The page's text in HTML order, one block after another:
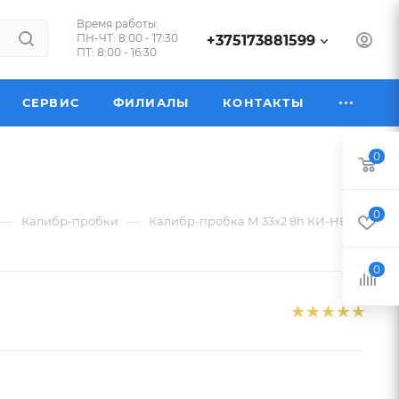
Время работы:
ПН-ЧТ: 8:00 - 17:30
ПТ: 8:00 - 16:30
+375173881599
СЕРВИС ФИЛИАЛЫ КОНТАКТЫ
— Калибр-пробки — Калибр-пробка М 33х2 8h КИ-НЕ
0
0
0